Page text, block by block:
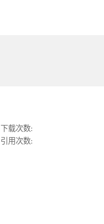
下载次数:
引用次数: